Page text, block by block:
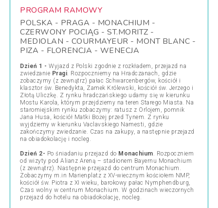
PROGRAM RAMOWY
POLSKA - PRAGA - MONACHIUM -
CZERWONY POCIĄG - ST.MORITZ -
MEDIOLAN - COURMAYEUR - MONT BLANC -
PIZA - FLORENCJA - WENECJA
Dzień 1 - Wyjazd z Polski zgodnie z rozkładem, przejazd na
zwiedzanie Pragi. Rozpoczniemy na Hradczanach, gdzie
zobaczymy (z zewnątrz) pałac Schwarcenbergów, kościół i
klasztor św. Benedykta, Zamek Królewski, kościół św. Jerzego i
Złotą Uliczkę. Z rynku hradczańskiego udamy się w kierunku
Mostu Karola, którym przejdziemy na teren Starego Miasta. Na
staromiejskim rynku zobaczymy: ratusz z Orlojem, pomnik
Jana Husa, kościół Matki Bożej przed Tynem. Z rynku
wyjdziemy w kierunku Vaclavskiego Namesti, gdzie
zakończymy zwiedzanie. Czas na zakupy, a następnie przejazd
na obiadokolację i nocleg.
Dzień 2- Po śniadaniu przejazd do Monachium. Rozpoczniem
od wizyty pod Alianz Areną – stadionem Bayernu Monachium
(z zewnątrz). Następnie przejazd do centrum Monachium.
Zobaczymy m.in Marienplatz z XV-wiecznym kościołem NMP,
kościół św. Piotra z XI wieku, barokowy pałac Nymphendburg,
Czas wolny w centrum Monachium. W godzinach wieczornych
przejazd do hotelu na obiadokolację, nocleg.